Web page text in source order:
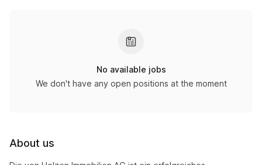
No available jobs
We don't have any open positions at the moment
About us